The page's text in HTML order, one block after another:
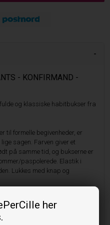
her
- KONFIRMAND -
og klassiske habitbukser fra
til formelle begivenheder, er
sagen. Farven giver et
på samme tid, og bukserne er
paspolerede. Elastik i
Lukkes med knap og